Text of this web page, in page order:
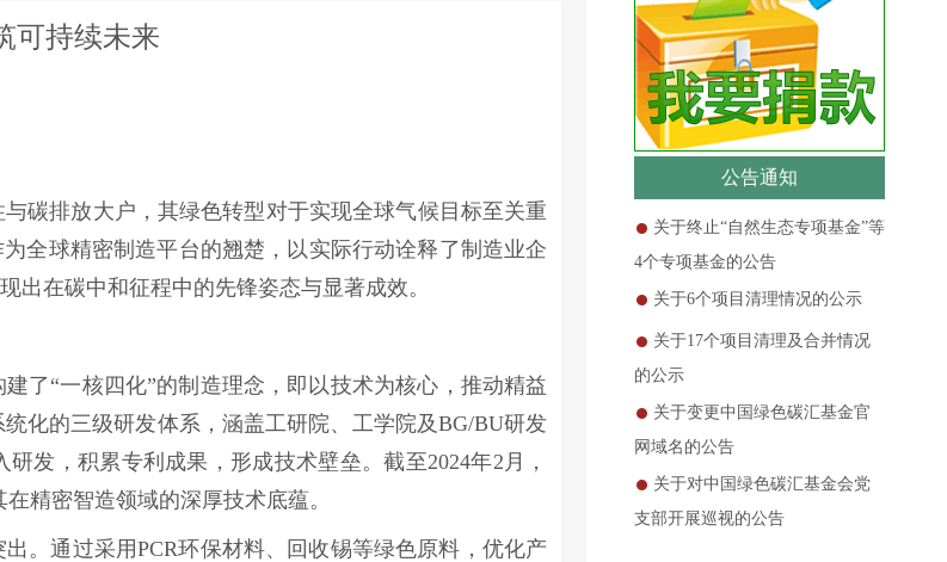
可持续未来
碳排放大户，其绿色转型对于实现全球气候目标至关重
全球精密制造平台的翘楚，以实际行动诠释了制造业企
出在碳中和征程中的先锋姿态与显著成效。
了“一核四化”的制造理念，即以技术为核心，推动精益
化的三级研发体系，涵盖工研院、工学院及BG/BU研发
发，积累专利成果，形成技术壁垒。截至2024年2月，
精密智造领域的深厚技术底蕴。
。通过采用PCR环保材料、回收锡等绿色原料，优化产
公告通知
关于终止“自然生态专项基金”等
4个专项基金的公告
关于6个项目清理情况的公示
关于17个项目清理及合并情况
的公示
关于变更中国绿色碳汇基金官
网域名的公告
关于对中国绿色碳汇基金会党
支部开展巡视的公告